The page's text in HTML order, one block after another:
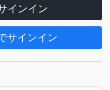
インイン
サインイン